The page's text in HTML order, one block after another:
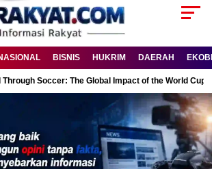
BISNIS HUKRIM DAERAH
Soccer: The Global Impact of the World Cup